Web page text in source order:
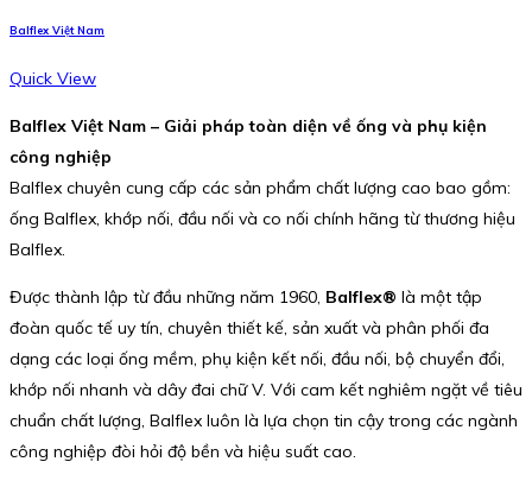
Balflex Việt Nam
Quick View
Balflex Việt Nam – Giải pháp toàn diện về ống và phụ kiện
công nghiệp
Balflex chuyên cung cấp các sản phẩm chất lượng cao bao gồm:
ống Balflex, khớp nối, đầu nối và co nối chính hãng từ thương hiệu
Balflex.
Được thành lập từ đầu những năm 1960, Balflex® là một tập
đoàn quốc tế uy tín, chuyên thiết kế, sản xuất và phân phối đa
dạng các loại ống mềm, phụ kiện kết nối, đầu nối, bộ chuyển đổi,
khớp nối nhanh và dây đai chữ V. Với cam kết nghiêm ngặt về tiêu
chuẩn chất lượng, Balflex luôn là lựa chọn tin cậy trong các ngành
công nghiệp đòi hỏi độ bền và hiệu suất cao.